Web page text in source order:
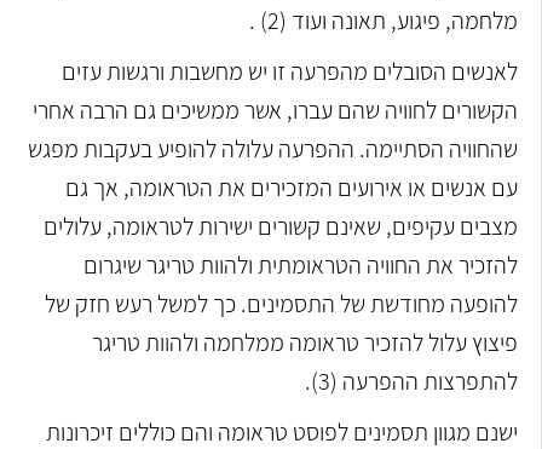
מלחמה, פיגוע, תאונה ועוד (2) .
לאנשים הסובלים מהפרעה זו יש מחשבות ורגשות עזים
הקשורים לחוויה שהם עברו, אשר ממשיכים גם הרבה אחרי
שהחוויה הסתיימה. ההפרעה עלולה להופיע בעקבות מפגש
עם אנשים או אירועים המזכירים את הטראומה, אך גם
מצבים עקיפים, שאינם קשורים ישירות לטראומה, עלולים
להזכיר את החוויה הטראומתית ולהוות טריגר שיגרום
להופעה מחודשת של התסמינים. כך למשל רעש חזק של
פיצוץ עלול להזכיר טראומה ממלחמה ולהוות טריגר
להתפרצות ההפרעה (3).
ישנם מגוון תסמינים לפוסט טראומה והם כוללים זיכרונות